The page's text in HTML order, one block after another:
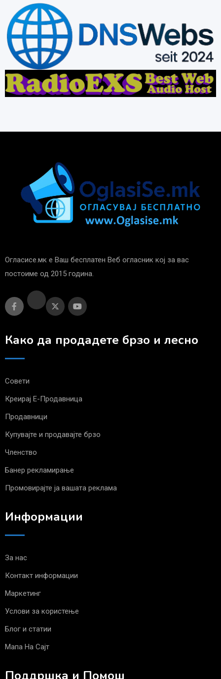
Огласисе.мк е Ваш бесплатен Веб огласник кој за вас
постоиме од 2015 година.
Како да продадете брзо и лесно
Совети
Креирај Е-Продавница
Продавници
Купувајте и продавајте брзо
Членство
Банер рекламирање
Промовирајте ја вашата реклама
Информации
За нас
Контакт информации
Маркетинг
Услови за користење
Блог и статии
Мапа На Сајт
Поддршка и Помош